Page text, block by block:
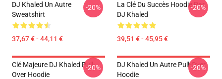
DJ Khaled Un Autre
Sweatshirt
37,67 € - 44,11 €
-20%
La Clé Du Succès Hoodie Par
DJ Khaled
39,51 € - 45,95 €
-20%
Clé Majeure DJ Khaled Pull-
Over Hoodie
-20%
DJ Khaled Un Autre Pull-Over
Hoodie
-20%